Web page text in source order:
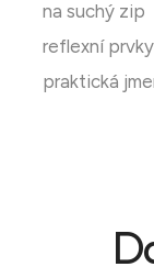
na suchý zip
reflexní
praktická